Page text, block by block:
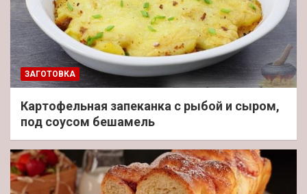
ЗАГОТОВКА
Картофельная запеканка с рыбой и сыром,
под соусом бешамель